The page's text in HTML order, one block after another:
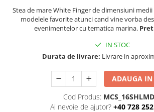
Stea de mare White Finger de dimensiuni
modelele favorite atunci cand vine vorba
evenimentelor cu tematica marina.
IN STOC
Durata de livrare: Livrare in
ADAUGA IN
Cod Produs: MCS_16SHLMD
Ai nevoie de ajutor? +40 728